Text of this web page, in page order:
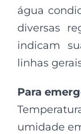
água
diversas
indicam
linhas
Para
umidade